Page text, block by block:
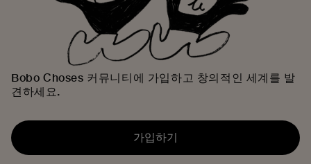
Bobo Choses 커뮤니티에 가입하고 창의적인 세계를 발
견하세요.
가입하기